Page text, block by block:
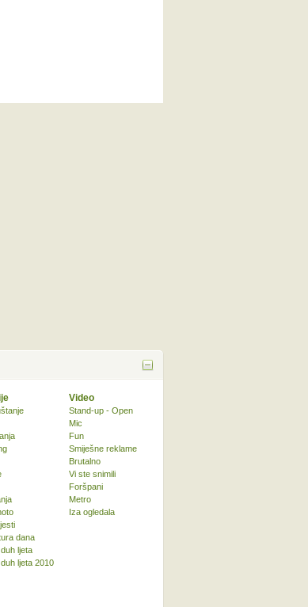
dana
ljeta
ljeta 2010
Video
Stand-up - Open
Mic
Fun
Smiješne reklame
Brutalno
Vi ste snimili
Foršpani
Metro
Iza ogledala